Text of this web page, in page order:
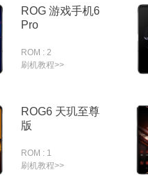
ROG 游戏手机6
Pro
ROM : 2
刷机教程>>
ROG6 天玑至尊
版
ROM : 1
刷机教程>>